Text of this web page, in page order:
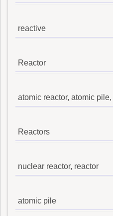
reactive
Reactor
atomic reactor, atomic
Reactors
nuclear reactor, reactor
atomic pile